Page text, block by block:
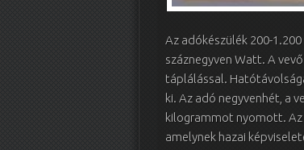
Az adókészülék 200-
száznegyven Watt. A
táplálással.
ki. Az adó negyvenhét, a
kilogrammot nyomott. Az
amelynek hazai